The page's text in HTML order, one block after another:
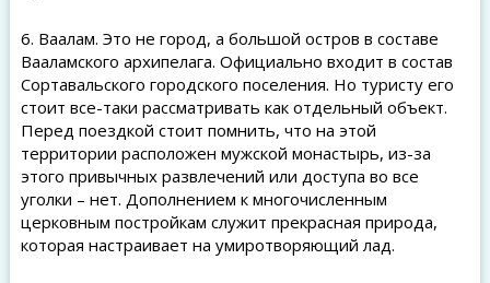
6. Ваалам. Это не город, а большой остров в составе
Вааламского архипелага. Официально входит в состав
Сортавальского городского поселения. Но туристу его
стоит все-таки рассматривать как отдельный объект.
Перед поездкой стоит помнить, что на этой
территории расположен мужской монастырь, из-за
этого привычных развлечений или доступа во все
уголки – нет. Дополнением к многочисленным
церковным постройкам служит прекрасная природа,
которая настраивает на умиротворяющий лад.